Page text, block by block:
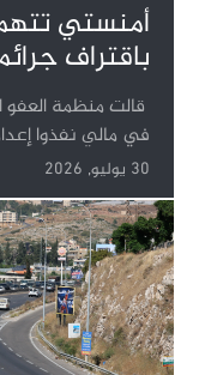
أمنستي
باقتراف
قالت منظمة
في مالي نفذوا
30 يوليو, 2026